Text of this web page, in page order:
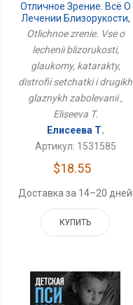
Отличное Зрение. Всё О
Лечении Близорукости,
Глаукомы, Катаракты,
Других Глазных
Заболеваний
Otlichnoe zrenie. Vse o
lechenii blizorukosti,
glaukomy, katarakty,
distrofii setchatki i drugikh
glaznykh zabolevanii ,
Eliseeva T.
Елисеева Т.
Артикул: 1531585
$18.55
Доставка за 14–20 дней
КУПИТЬ